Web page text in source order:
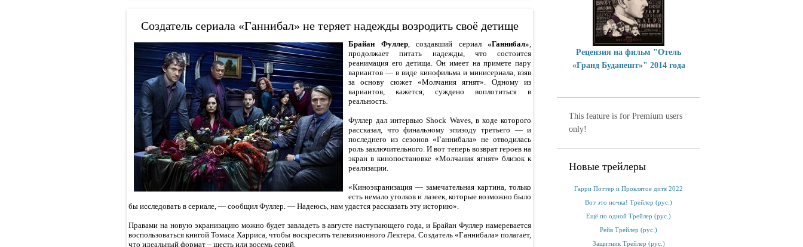
Создатель сериала «Ганнибал» не теряет надежды возродить своё детище
Брайан Фуллер, создавший сериал «Ганнибал»,
продолжает питать надежды, что состоится
реанимация его детища. Он имеет на примете пару
вариантов — в виде кинофильма и минисериала, взяв
за основу сюжет «Молчания ягнят». Одному из
вариантов, кажется, суждено воплотиться в
реальность.
Фуллер дал интервью Shock Waves, в ходе которого
рассказал, что финальному эпизоду третьего — и
последнего из сезонов «Ганнибала» не отводилась
роль заключительного. И вот теперь возврат героев на
экран в кинопостановке «Молчания ягнят» близок к
реализации.
«Киноэкранизация — замечательная картина, только
есть немало уголков и лазеек, которые возможно было
бы исследовать в сериале, — сообщил Фуллер. — Надеюсь, нам удастся рассказать эту историю».
Правами на новую экранизацию можно будет завладеть в августе наступающего года, и Брайан Фуллер намеревается
воспользоваться книгой Томаса Харриса, чтобы воскресить телевизионного Лектера. Создатель «Ганнибала» полагает,
что идеальный формат – шесть или восемь серий.
Рецензия на фильм "Отель
«Гранд Будапешт»" 2014 года
This feature is for Premium users
only!
Новые трейлеры
Гарри Поттер и Проклятое дитя 2022
Вот это ночка! Трейлер (рус.)
Ещё по одной Трейлер (рус.)
Рейв Трейлер (рус.)
Защитник Трейлер (рус.)